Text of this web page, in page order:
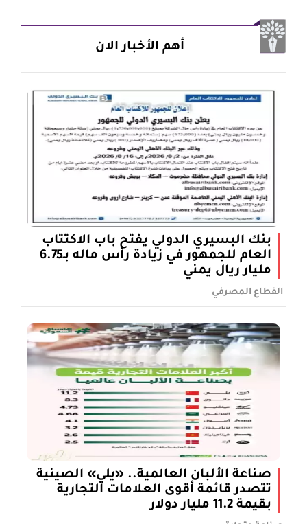
أهم الأخبار الان
بنك البسيري الدولي يفتح باب الاكتتاب
العام للجمهور في زيادة رأس ماله بـ6.75
مليار ريال يمني
القطاع المصرفي
صناعة الألبان العالمية.. «يلي» الصينية
تتصدر قائمة أقوى العلامات التجارية
بقيمة 11.2 مليار دولار